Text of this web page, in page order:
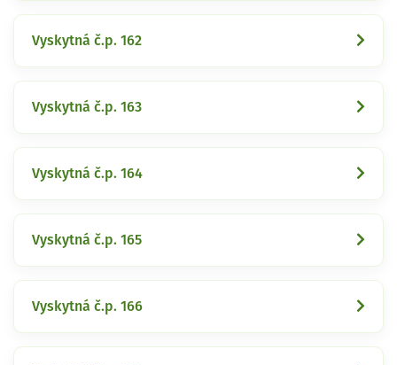
Vyskytná č.p. 162
Vyskytná č.p. 163
Vyskytná č.p. 164
Vyskytná č.p. 165
Vyskytná č.p. 166